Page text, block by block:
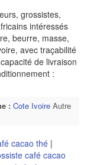
grossistes,
intéressés
beurre, masse,
avec traçabilité
de livraison
:
: Cote Ivoire Autre
cacao thé |
café cacao